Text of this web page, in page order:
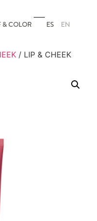
& COLOR ES EN
/ LIP & CHEEK